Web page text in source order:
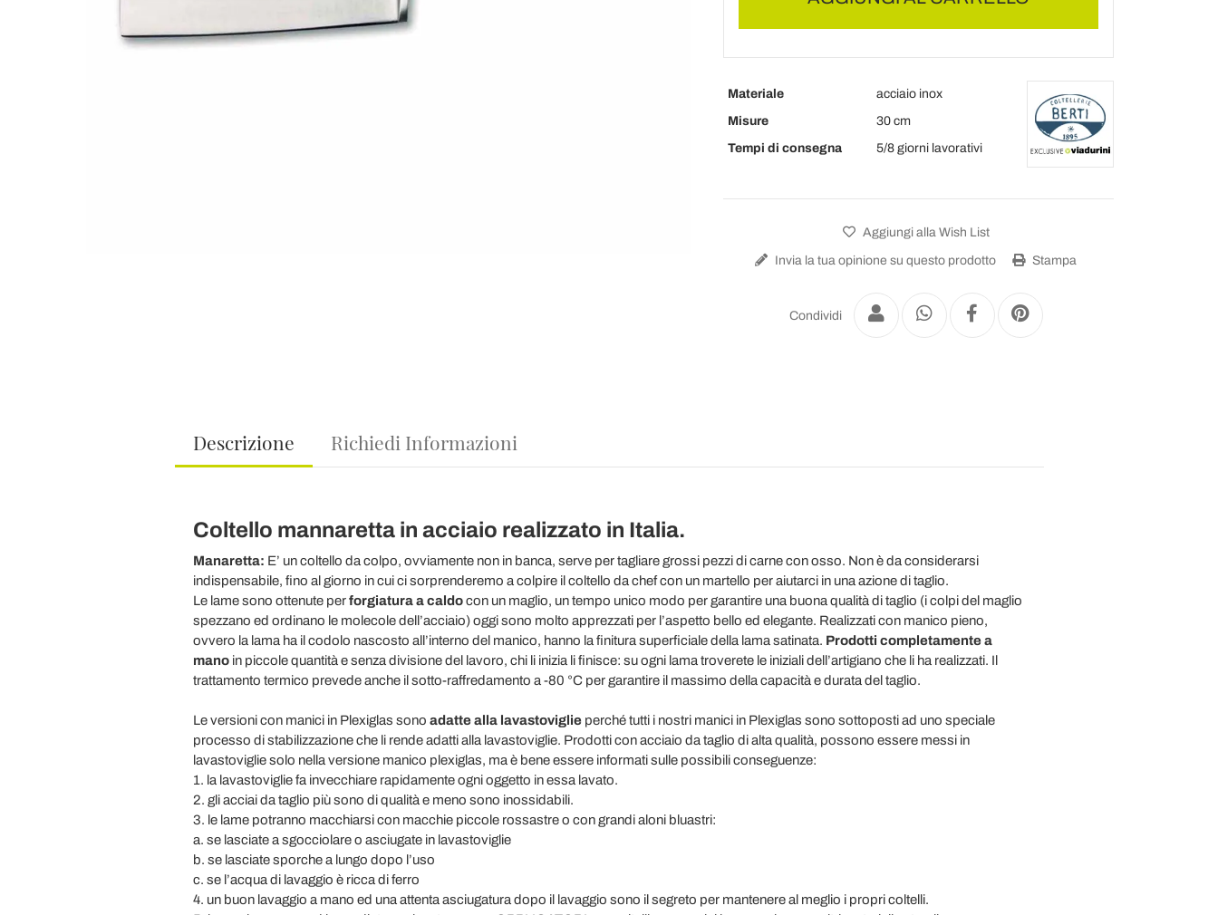
Materiale
acciaio inox
Misure
30 cm
Tempi di consegna
5/8 giorni lavorativi
Aggiungi alla Wish List
Invia la tua opinione su questo prodotto Stampa
Condividi
Descrizione Richiedi Informazioni
Coltello mannaretta in acciaio realizzato in Italia.
Manaretta: E’ un coltello da colpo, ovviamente non in banca, serve per tagliare grossi pezzi di carne con osso. Non è da considerarsi
indispensabile, fino al giorno in cui ci sorprenderemo a colpire il coltello da chef con un martello per aiutarci in una azione di taglio.
Le lame sono ottenute perforgiatura a caldocon un maglio, un tempo unico modo per garantire una buona qualità di taglio (i colpi del maglio
spezzano ed ordinano le molecole dell’acciaio) oggi sono molto apprezzati per l’aspetto bello ed elegante. Realizzati con manico pieno,
ovvero la lama ha il codolo nascosto all’interno del manico, hanno la finitura superficiale della lama satinata. Prodotti completamente a
mano in piccole quantità e senza divisione del lavoro, chi li inizia li finisce: su ogni lama troverete le iniziali dell’artigiano che li ha realizzati. Il
trattamento termico prevede anche il sotto-raffredamento a -80 °C per garantire il massimo della capacità e durata del taglio.
Le versioni con manici in Plexiglas sono adatte alla lavastoviglie perché tutti i nostri manici in Plexiglas sono sottoposti ad uno speciale
processo di stabilizzazione che li rende adatti alla lavastoviglie. Prodotti con acciaio da taglio di alta qualità, possono essere messi in
lavastoviglie solo nella versione manico plexiglas, ma è bene essere informati sulle possibili conseguenze:
1. la lavastoviglie fa invecchiare rapidamente ogni oggetto in essa lavato.
2. gli acciai da taglio più sono di qualità e meno sono inossidabili.
3. le lame potranno macchiarsi con macchie piccole rossastre o con grandi aloni bluastri:
a. se lasciate a sgocciolare o asciugate in lavastoviglie
b. se lasciate sporche a lungo dopo l’uso
c. se l’acqua di lavaggio è ricca di ferro
4. un buon lavaggio a mano ed una attenta asciugatura dopo il lavaggio sono il segreto per mantenere al meglio i propri coltelli.